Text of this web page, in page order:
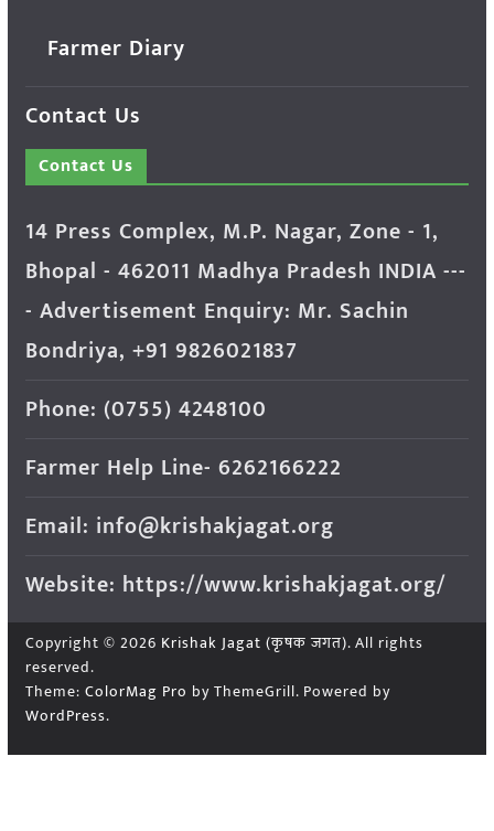
Farmer Diary
Contact Us
Contact Us
14 Press Complex, M.P. Nagar, Zone - 1,
Bhopal - 462011 Madhya Pradesh INDIA ---
- Advertisement Enquiry: Mr. Sachin
Bondriya, +91 9826021837
Phone: (0755) 4248100
Farmer Help Line- 6262166222
Email: info@krishakjagat.org
Website: https://www.krishakjagat.org/
Copyright © 2026 Krishak Jagat (कृषक जगत). All rights
reserved.
Theme: ColorMag Pro by ThemeGrill. Powered by
WordPress.